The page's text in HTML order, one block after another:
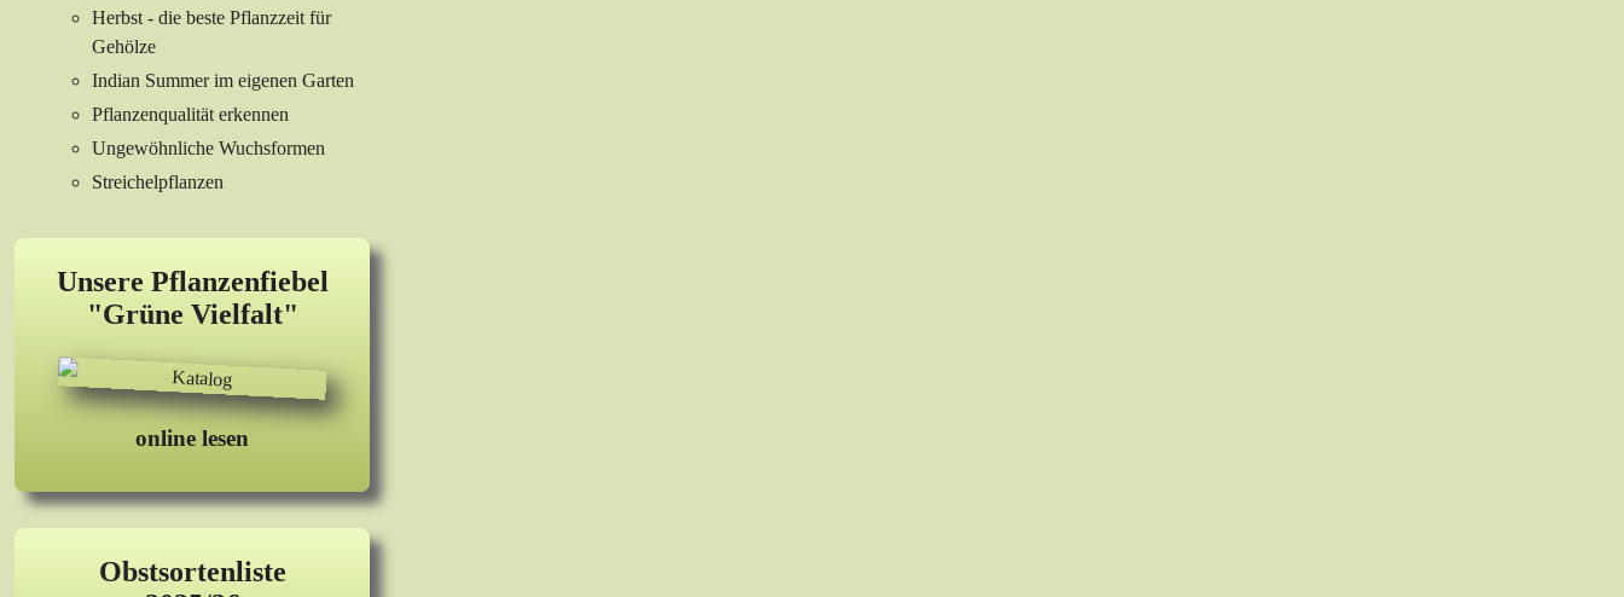
Herbst - die beste Pflanzzeit für
Gehölze
Indian Summer im eigenen Garten
Pflanzenqualität erkennen
Ungewöhnliche Wuchsformen
Streichelpflanzen
Unsere Pflanzenfiebel
"Grüne Vielfalt"
online lesen
Obstsortenliste